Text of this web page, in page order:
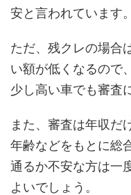
安と言われています。
ただ、残クレの場合
い額が低くなるので
少し高い車でも審査
また、審査は年収だ
年齢などをもとに総
通るか不安な方は一
よいでしょう。